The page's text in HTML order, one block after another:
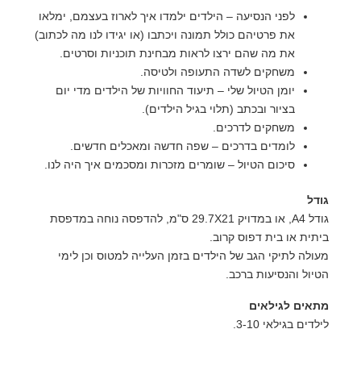
לפני הנסיעה – הילדים ילמדו איך לארוז בעצמם, ימלאו
את פרטיהם כולל תמונה ויכתבו (או יגידו לנו מה לכתוב)
את מה שהם ירצו לראות מבחינת תוכניות וסרטים.
משחקים לשדה התעופה ולטיסה.
יומן הטיול שלי – תיעוד החוויות של הילדים מדי יום
בציור ובכתב (תלוי בגיל הילדים).
משחקים לדרכים.
לומדים בדרכים – שפה חדשה ומאכלים חדשים.
סיכום הטיול – שומרים מזכרות ומסכמים איך היה לנו.
גודל
גודל A4, או במדויק 29.7X21 ס"מ, להדפסה נוחה במדפסת
ביתית או בית דפוס קרוב.
מעולה לתיקי הגב של הילדים בזמן העלייה למטוס וכן לימי
הטיול והנסיעות ברכב.
מתאים לגילאים
לילדים בגילאי 3-10.